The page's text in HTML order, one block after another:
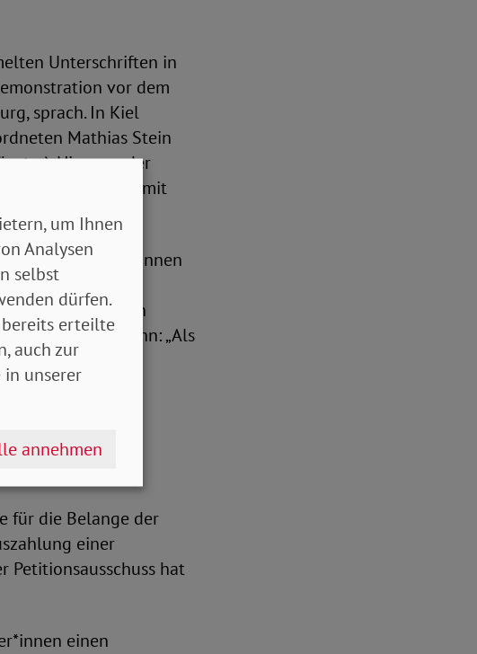
Unterschriften in
vor dem
sprach. In Kiel
Mathias Stein
Hier war der
Alfred Bornhalm, mit
für Rentner*innen
der
an den
er an ihn: „Als
im Land
dass diese
für die Belange der
einer
Petitionsausschuss hat
einen
um Ihnen
Analysen
selbst
dürfen.
erteilte
auch zur
unserer
annehmen